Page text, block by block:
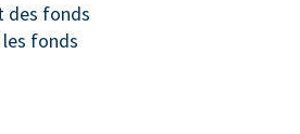
des fonds
fonds